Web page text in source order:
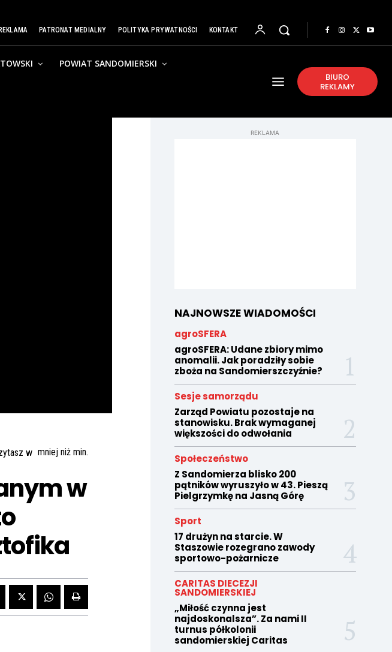
REKLAMA PATRONAT MEDIALNY POLITYKA PRYWATNOŚCI KONTAKT
POWIAT SANDOMIERSKI
BIURO
REKLAMY
w mniej niżmin.
w
REKLAMA
NAJNOWSZE WIADOMOŚCI
agroSFERA
agroSFERA: Udane zbiory mimo
anomalii. Jak poradziły sobie
zboża na Sandomierszczyźnie?
Sesje samorządu
Zarząd Powiatu pozostaje na
stanowisku. Brak wymaganej
większości do odwołania
Społeczeństwo
Z Sandomierza blisko 200
pątników wyruszyło w 43. Pieszą
Pielgrzymkę na Jasną Górę
Sport
17 drużyn na starcie. W
Staszowie rozegrano zawody
sportowo-pożarnicze
CARITAS DIECEZJI
SANDOMIERSKIEJ
„Miłość czynna jest
najdoskonalsza”. Za nami II
turnus półkolonii
sandomierskiej Caritas